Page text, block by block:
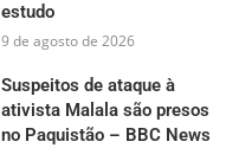
estudo
9 de agosto de 2026
Suspeitos de ataque à
ativista Malala são presos
no Paquistão – BBC News